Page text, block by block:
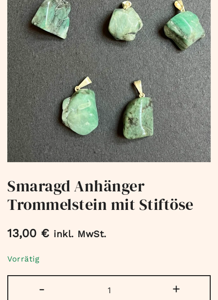
Smaragd Anhänger
Trommelstein mit Stiftöse
13,00 € inkl. MwSt.
Vorrätig
-
Anhänger
+